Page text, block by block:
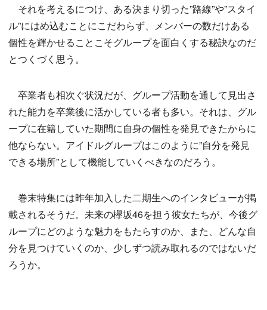
それを考えるにつけ、ある決まり切った”路線”や”スタイ
ル”にはめ込むことにこだわらず、メンバーの数だけある
個性を輝かせることこそグループを面白くする秘訣なのだ
とつくづく思う。
卒業者も相次ぐ状況だが、グループ活動を通して見出さ
れた能力を卒業後に活かしている者も多い。それは、グル
ープに在籍していた期間に自身の個性を発見できたからに
他ならない。アイドルグループはこのように”自分を発見
できる場所”として機能していくべきなのだろう。
巻末特集には昨年加入した二期生へのインタビューが掲
載されるそうだ。未来の欅坂46を担う彼女たちが、今後グ
ループにどのような魅力をもたらすのか、また、どんな自
分を見つけていくのか、少しずつ読み取れるのではないだ
ろうか。